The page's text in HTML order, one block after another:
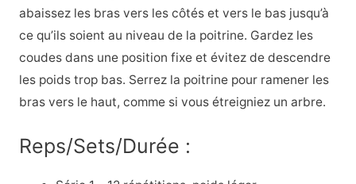
abaissez les bras vers les côtés et vers le bas jusqu’à
ce qu’ils soient au niveau de la poitrine. Gardez les
coudes dans une position fixe et évitez de descendre
les poids trop bas. Serrez la poitrine pour ramener les
bras vers le haut, comme si vous étreigniez un arbre.
Reps/Sets/Durée :